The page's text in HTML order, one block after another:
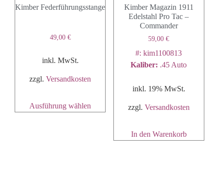
Kimber Federführungsstange
49,00 €
inkl. MwSt.
zzgl.Versandkosten
Ausführung wählen
Kimber Magazin 1911
Edelstahl Pro Tac –
Commander
59,00€
#: kim1100813
Kaliber: .45 Auto
inkl. 19% MwSt.
zzgl. Versandkosten
In den Warenkorb